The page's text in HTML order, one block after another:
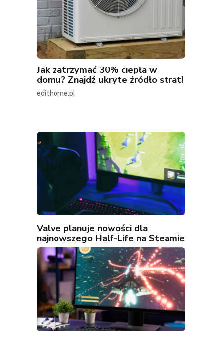
Jak zatrzymać 30% ciepła w
domu? Znajdź ukryte źródło strat!
edithome.pl
Valve planuje nowości dla
najnowszego Half-Life na Steamie